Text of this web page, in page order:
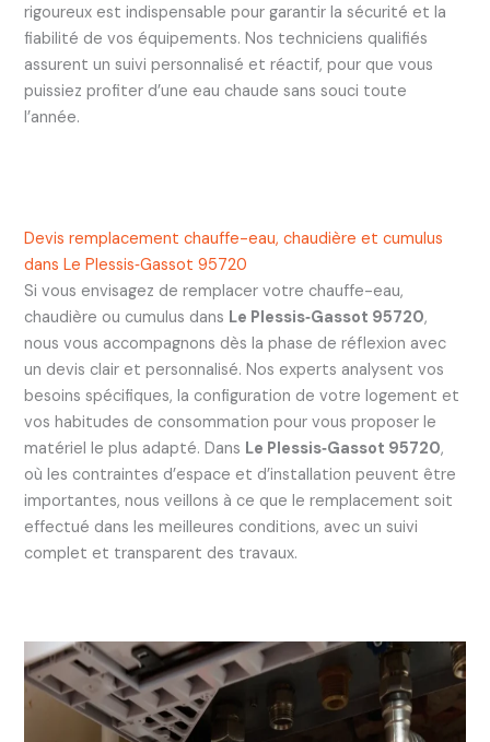
rigoureux est indispensable pour garantir la sécurité et la
fiabilité de vos équipements. Nos techniciens qualifiés
assurent un suivi personnalisé et réactif, pour que vous
puissiez profiter d’une eau chaude sans souci toute
l’année.
Devis remplacement chauffe-eau, chaudière et cumulus
dans Le Plessis‑Gassot 95720
Si vous envisagez de remplacer votre chauffe-eau,
chaudière ou cumulus dans Le Plessis‑Gassot 95720,
nous vous accompagnons dès la phase de réflexion avec
un devis clair et personnalisé. Nos experts analysent vos
besoins spécifiques, la configuration de votre logement et
vos habitudes de consommation pour vous proposer le
matériel le plus adapté. Dans Le Plessis‑Gassot 95720,
où les contraintes d’espace et d’installation peuvent être
importantes, nous veillons à ce que le remplacement soit
effectué dans les meilleures conditions, avec un suivi
complet et transparent des travaux.